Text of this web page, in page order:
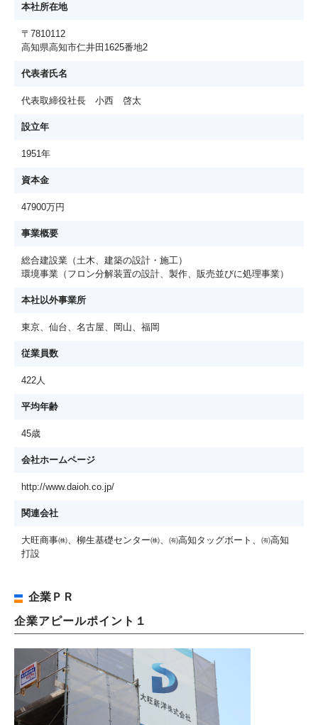
本社所在地
〒7810112
高知県高知市仁井田1625番地2
代表者氏名
代表取締役社長 小西 啓太
設立年
1951年
資本金
47900万円
事業概要
総合建設業（土木、建築の設計・施工）
環境事業（フロン分解装置の設計、製作、販売並びに処理事業）
本社以外事業所
東京、仙台、名古屋、岡山、福岡
従業員数
422人
平均年齢
45歳
会社ホームページ
http://www.daioh.co.jp/
関連会社
大旺商事㈱、柳生基礎センター㈱、㈲高知タッグボート、㈲高知
打設
企業ＰＲ
企業アピールポイント１